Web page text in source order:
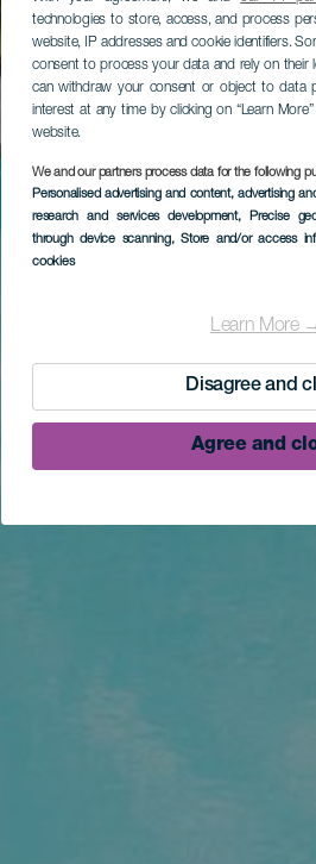
technologies to store, access, and process
website, IP addresses and cookie identifiers.
consent to process your data and rely on their
can withdraw your consent or object to data
interest at any time by clicking on “Learn
website.
We and our partners process data for the following
Personalised advertising and content, advertising
research and services development, Precise
through device scanning, Store and/or access
cookies
Learn More
Disagree and
Agree and